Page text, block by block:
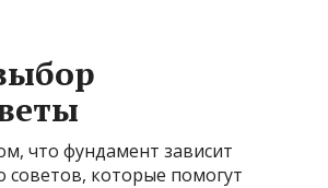
что фундамент зависит
советов, которые помогут